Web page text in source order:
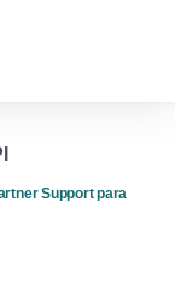
Support para